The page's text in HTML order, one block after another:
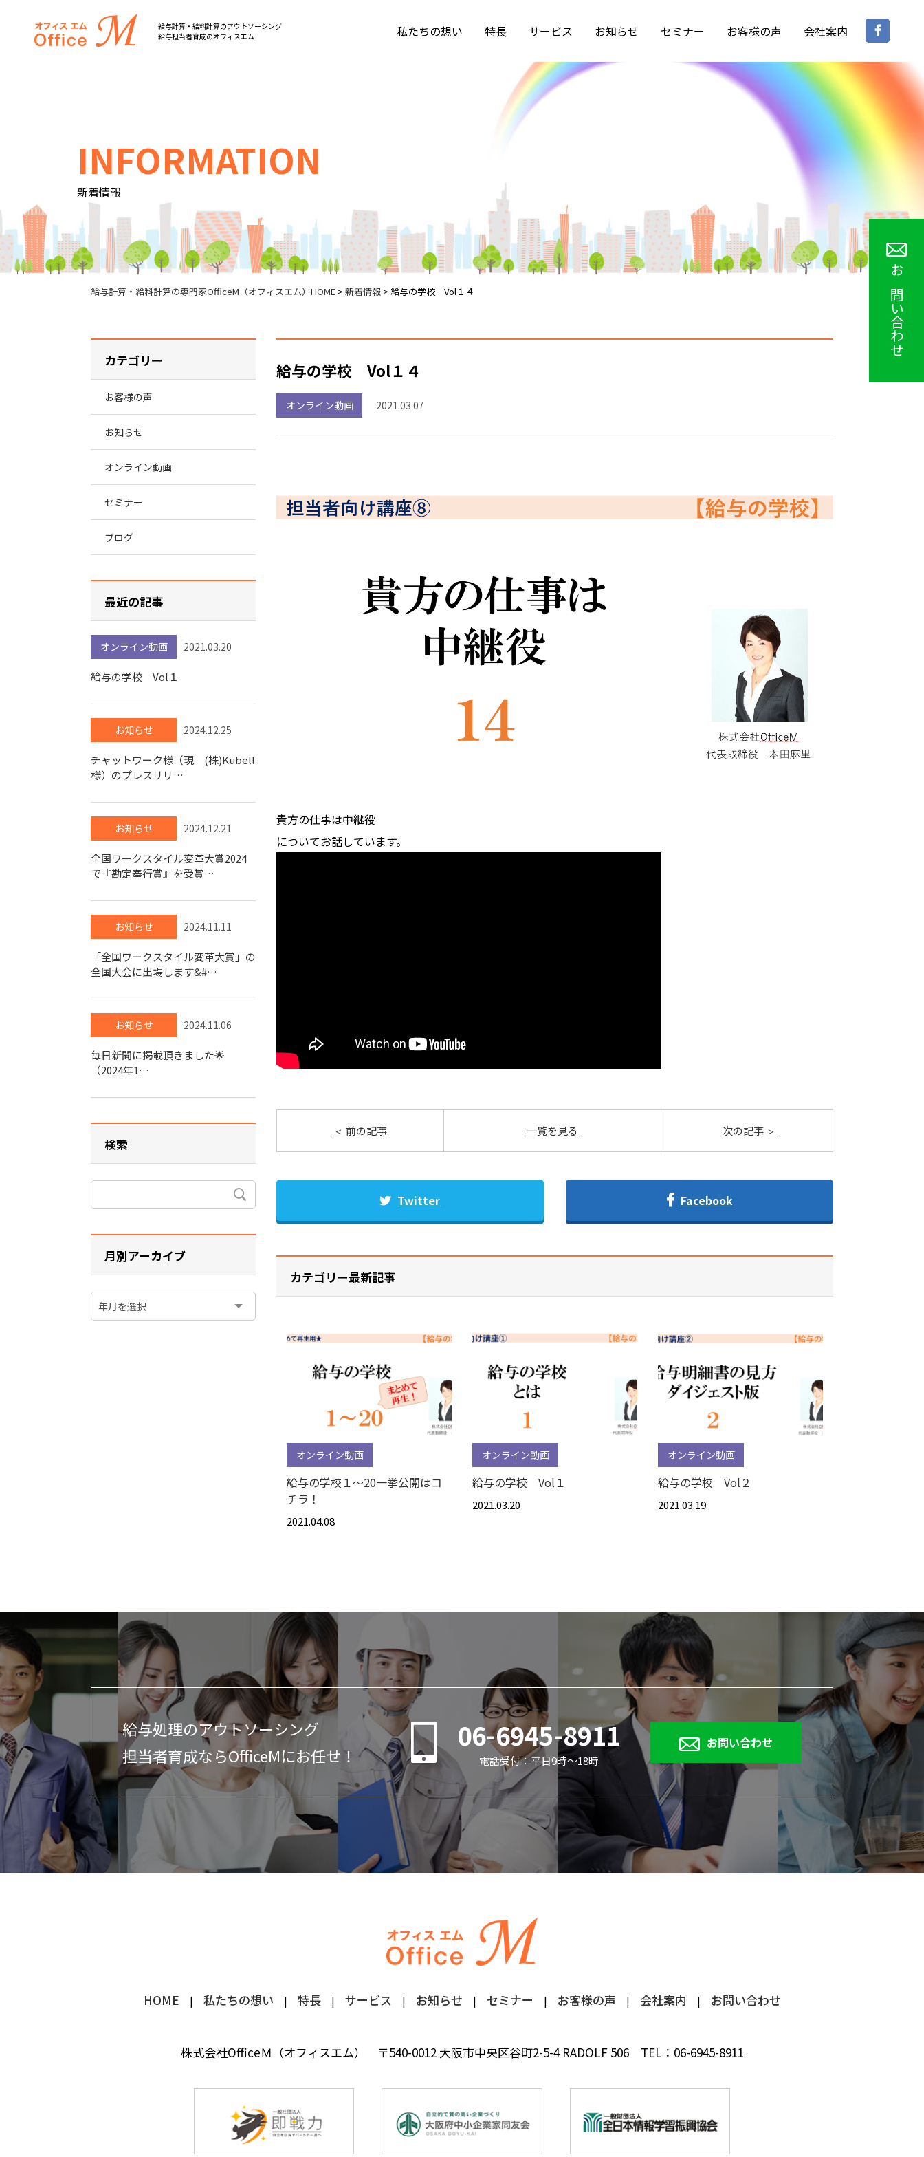
オフィスM
給与計算・給料計算のアウトソーシング
給与担当者育成のオフィスエム
私たちの想い 特長 サービス お知らせ セミナー お客様の声 会社案内
INFORMATION
新着情報
給与計算・給料計算の専門家OfficeM（オフィスエム）HOME > 新着情報 > 給与の学校 Vol１４
給与の学校 Vol１４
オンライン動画 2021.03.07
貴方の仕事は中継役
についてお話しています。
前の記事 次の記事
一覧を見る
Twitter Facebook
カテゴリー最新記事
オンライン動画
給与の学校１～20一挙公開はコ
チラ！
2021.04.08
オンライン動画
給与の学校 Vol１
2021.03.20
オンライン動画
給与の学校 Vol２
2021.03.19
カテゴリー
お客様の声
お知らせ
オンライン動画
セミナー
ブログ
最近の記事
オンライン動画 2021.03.20
給与の学校 Vol１
お知らせ 2024.12.25
チャットワーク様（現 (株)Kubell
様）のプレスリリ…
お知らせ 2024.12.21
全国ワークスタイル変革大賞2024
で『勘定奉行賞』を受賞…
お知らせ 2024.11.11
「全国ワークスタイル変革大賞」の
全国大会に出場します&#…
お知らせ 2024.11.06
毎日新聞に掲載頂きました🌟
（2024年1…
検索
月別アーカイブ
給与処理のアウトソーシング
担当者育成ならOfficeMにお任せ！
06-6945-8911
電話受付：平日9時～18時
お問い合わせ
HOME 私たちの想い 特長 サービス お知らせ セミナー お客様の声 会社案内 お問い合わせ
株式会社OfficeＭ（オフィスエム） 〒540-0012 大阪市中央区谷町2-5-4 RADOLF 506 TEL： 06-6945-8911
お問い合わせ